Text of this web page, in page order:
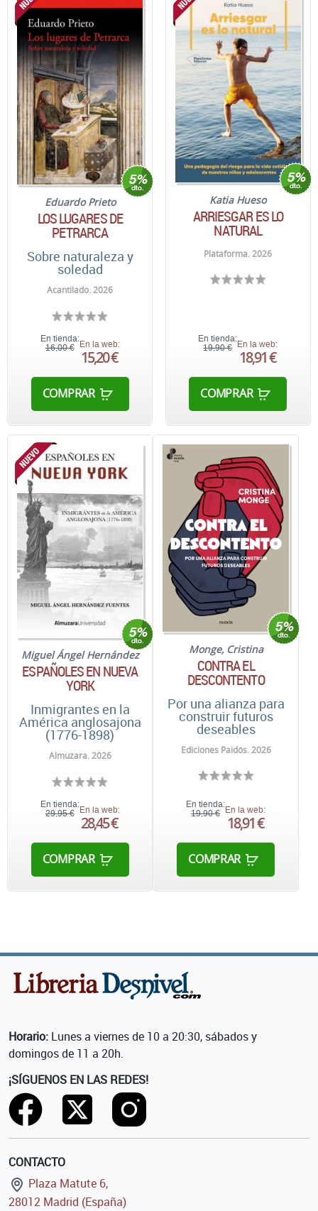
Eduardo Prieto
LOS LUGARES DE
PETRARCA
Sobre naturaleza y
soledad
Acantilado. 2026
En tienda:
16,00 € En la web:
15,20 €
COMPRAR
Katia Hueso
ARRIESGAR ES LO
NATURAL
Plataforma. 2026
En tienda:
19,90 €
En la web:
18,91 €
COMPRAR
Miguel Ángel Hernández
ESPAÑOLES EN NUEVA
YORK
Inmigrantes en la
América anglosajona
(1776-1898)
Almuzara. 2026
En tienda:
29,95 € En la web:
28,45 €
COMPRAR
Monge, Cristina
CONTRA EL
DESCONTENTO
Por una alianza para
construir futuros
deseables
Ediciones Paidós. 2026
En tienda:
19,90 €
En la web:
18,91 €
COMPRAR
Horario: Lunes a viernes de 10 a 20:30, sábados y
domingos de 11 a 20h.
¡SÍGUENOS EN LAS REDES!
CONTACTO
Plaza Matute 6,
28012 Madrid (España)